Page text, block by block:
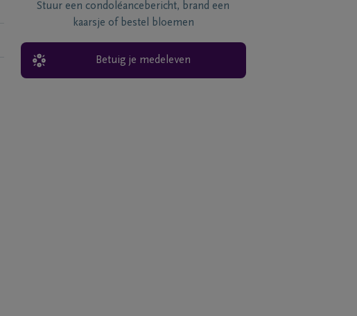
Stuur een condoléancebericht, brand een
kaarsje of bestel bloemen
Betuig je medeleven